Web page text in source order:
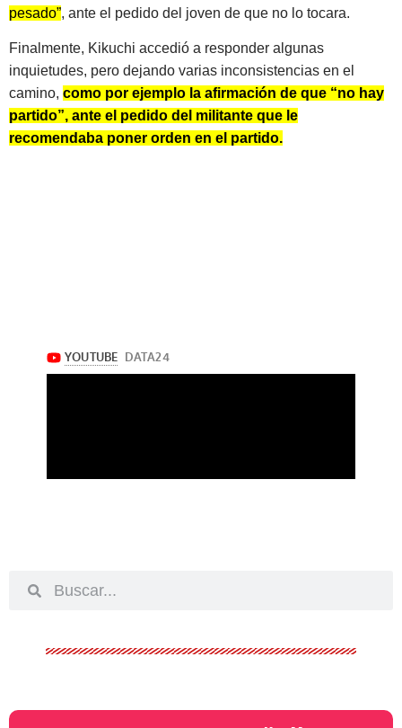
pesado”, ante el pedido del joven de que no lo tocara.
Finalmente, Kikuchi accedió a responder algunas
inquietudes, pero dejando varias inconsistencias en el
camino, como por ejemplo la afirmación de que “no hay
partido”, ante el pedido del militante que le
recomendaba poner orden en el partido.